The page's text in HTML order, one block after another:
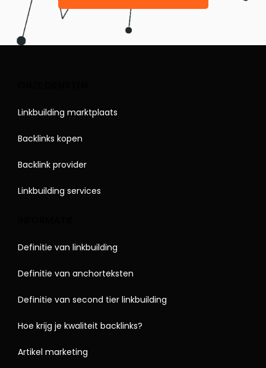
Linkbuilding marktplaats
Backlinks kopen
Backlink provider
Linkbuilding services
Definitie van linkbuilding
Definitie van anchorteksten
Definitie van second tier linkbuilding
Hoe krijg je kwaliteit backlinks?
Artikel marketing